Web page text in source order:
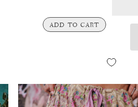
ADD TO CART